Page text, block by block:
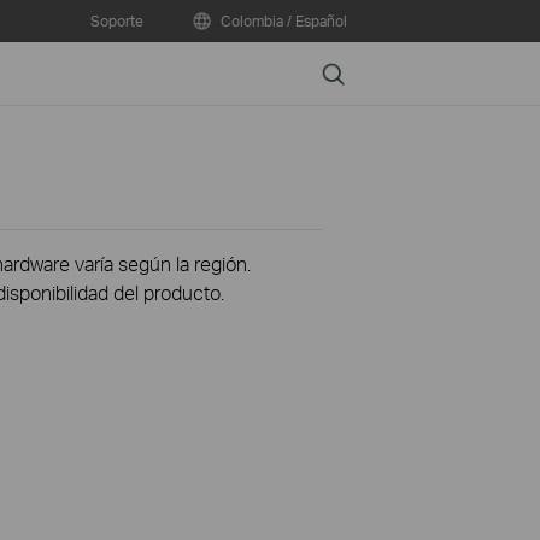
Soporte Colombia / Español
Search
varía según la región.
del producto.